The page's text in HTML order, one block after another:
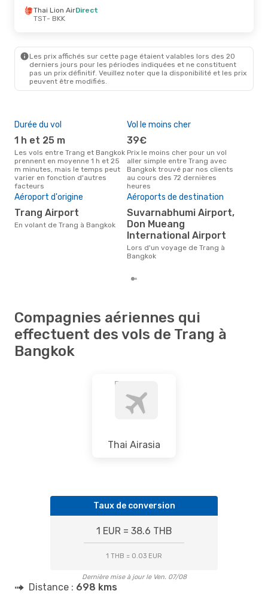
Thai Lion AirDirect
TST- BKK
Les prix affichés sur cette page étaient valables lors des 20
derniers jours pour les périodes indiquées et ne constituent
pas un prix définitif. Veuillez noter que la disponibilité et les prix
peuvent être modifiés.
Durée du vol
1 h et 25 m
Les vols entre Trang et Bangkok
prennent en moyenne 1 h et 25
m minutes, mais le temps peut
varier en fonction d'autres
facteurs
Vol le moins cher
39€
Prix le moins cher pour un vol
aller simple entre Trang avec
Bangkok trouvé par nos clients
au cours des 72 dernières
heures
Aéroport d'origine
Trang Airport
En volant de Trang à Bangkok
Aéroports de destination
Suvarnabhumi Airport,
Don Mueang
International Airport
Lors d'un voyage de Trang à
Bangkok
Compagnies aériennes qui
effectuent des vols de Trang à
Bangkok
Thai Airasia
Taux de conversion
1 EUR = 38.6 THB
1 THB = 0.03 EUR
Dernière mise à jour le Ven. 07/08
Distance : 698 kms